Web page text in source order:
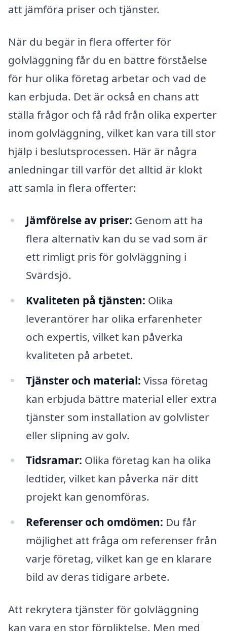
att jämföra priser och tjänster.
När du begär in flera offerter för
golvläggning får du en bättre förståelse
för hur olika företag arbetar och vad de
kan erbjuda. Det är också en chans att
ställa frågor och få råd från olika experter
inom golvläggning, vilket kan vara till stor
hjälp i beslutsprocessen. Här är några
anledningar till varför det alltid är klokt
att samla in flera offerter:
Jämförelse av priser: Genom att ha
flera alternativ kan du se vad som är
ett rimligt pris för golvläggning i
Svärdsjö.
Kvaliteten på tjänsten: Olika
leverantörer har olika erfarenheter
och expertis, vilket kan påverka
kvaliteten på arbetet.
Tjänster och material: Vissa företag
kan erbjuda bättre material eller extra
tjänster som installation av golvlister
eller slipning av golv.
Tidsramar: Olika företag kan ha olika
ledtider, vilket kan påverka när ditt
projekt kan genomföras.
Referenser och omdömen: Du får
möjlighet att fråga om referenser från
varje företag, vilket kan ge en klarare
bild av deras tidigare arbete.
Att rekrytera tjänster för golvläggning
kan vara en stor förpliktelse. Men med